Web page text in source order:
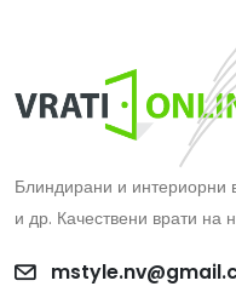
Блиндирани и интериорни
и др. Качествени врати на